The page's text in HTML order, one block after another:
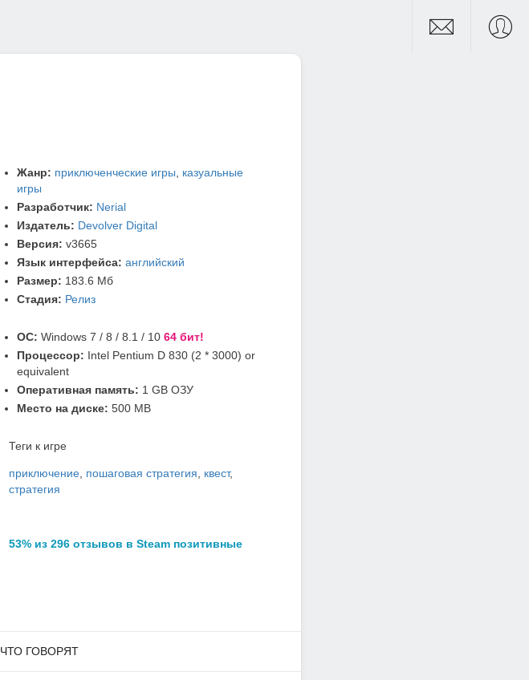
Жанр: приключенческие игры
казуальные
игры
Разработчик: Nerial
Издатель: Devolver Digital
Версия: v3665
Язык интерфейса: английский
Размер: 183.6 Мб
Стадия: Релиз
ОС: Windows 7 / 8 / 8.1 / 10 64 бит!
Процессор: Intel Pentium D 830 (2 * 3000) or
equivalent
Оперативная память: 1 GB ОЗУ
Место на диске: 500 MB
Теги к игре
приключение, пошаговая стратегия квест,
стратегия
53% из 296 отзывов в Steam позитивные
ЧТО ГОВОРЯТ